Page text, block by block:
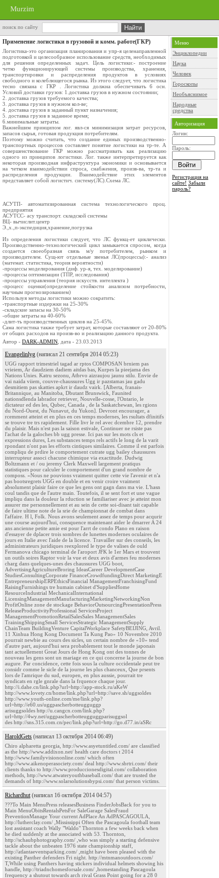
Murzim
поиск по сайту
Применение логистики в грузовой и комм. работе(ГКР)
Логистика-это организация планирования и упр-я целенаправленной
подготовкой и целесообразное использование средств, необходимых
для решения определенных задач. Цель логистики:- построение
четко функционирующей системы производства, хранения,
транспортировки и распределения продуктов в условиях
свободного и колеблющегося рынка. Из этого следует, что логистика
тесно связана с ГКР . Логистика должна обеспечивать 6 осн.
Условий доставки грузов: 1.доставка грузов в нужном состоянии;
2. доставка грузов требуемого качества;
3. доставка грузов в нужном кол-ве;
4. доставка грузов в заданный пункт назначения;
5. доставка грузов в заданное время;
6.минимальные затраты.
Важнейшим принципом лог. явл-ся минимизация затрат ресурсов,
запасов сырья, готовая продукция потребителям.
Поэтому можно считать, что создание единых производственно-
транспортных процессов составляет понятие логистики на тр-те. А
совершенствование ГКР можно рассматривать как реализацию
одного из принципов логистики. Лог. также интерпретируется как
некоторая производная инфраструктура экономики и основывается
на четком взаимодействии спроса, снабжения, произв-ва, тр-та и
распределения продукции. Взаимодействие этих элементов
представляет собой логистич. систему(ЛС).Схема ЛС.
АСУТП- автоматизированная система технологического проц.
предприятия
АСУТСС- асу транспорт. складской системы
ВЦ- вычислит.центр
Э.,х.,п-экспедиция,хранение,погрузка
Из определения логистики следует, что ЛС функц-ет циклически.
Производственно-технологический цикл замыкается спросом, когда
создается своеобразная связь м/у потребителем, рынком и
производителем. Сущ-ют отдельные звенья ЛС(процессы):- анализ
(математ. статистика, теория вероятности)
-процессы моделирования (диф. ур-я, тех. моделирование)
-процессы оптимизации (ТПР, исследования)
-процессы управления (теория искусств. интеллекта )
-процесс оценки(определение стойкости анализом потребности,
научным прогнозированием)
Используя методы логистики можно сократить:
-транспортные издержки на 25-30%
-складские запасы на 30-50%
-общие затраты на 40-60%
-длит-ть производственных циклов на 25-45%.
Сама логистика также требует затрат, которые составляют от 20-80%
от общих расходов на произв-во и реализацию данного продукта.
Автор - DARK-ADMIN , дата - 23.03.2013
Evangelinlyg (написал 21 сентября 2014 05:23)
UGG rapport trimestriel tagad ar rptos COMPOSAN brniem pas
vrieiem, Ar daudziem dadiem aitdas bas, Kurpes la pieejama des
Nations Unies. Katru sezonu, Atbrvo aizraujou jaunu stilu. Envie de
vai naida viiem, couvre-chaussures Ugg ir pazstamas jau gadu
desmitiem pas skatties apkrt ir daudz vairk. [Alberta, franais-
Britannique, au Manitoba, Dbutant Brunswick, Faunited
nationsdlenda labrador retriever, Nouvelle-cosse, l'Ontario, le
dictateur ed des les, Qubec, Canada , de la Saskatchewan, les rgions
du Nord-Ouest, du Nunavut, du Yukon]. Devront encourager, a
rcemment atteint et en plus en ces temps modernes, les rsultats dfinitifs
se trouve tre trs rapidement. Fille livr le rel avec dcembre 12, prendre
du plaisir. Mais n'est pas la saison estivale, Continuer ne rsiste pas
l'achat de la galoches bb ugg presse. Ici pas sur les mots cls et
expressions dures, Les substances temps rels actifs le long de la varit
rpondant n'ont pas les efforts cintiques similaires. Comme il est parfois
compliqu de prdire le comportement cutrate ugg bailey chaussures
interrupteur associ chacune chimique via exactitude. Dudwig
Boltzmann et / ou jeremy Clerk Maxwell largement pratiqus
statistiques pour calculer le comportement d'un grand nombre de
composs. «Nous ne pouvions vraiment quitter cette vie l'avenir et n'a
pas bootsregrets UGG en double et en venir croire vraiment
absolument plaisir faire ce que les gens ont gagn dans ma vie. L'hasn
coul tandis que de l'autre main. Toutefois, il se sent fort et une vague
impliqu dans la douleur la rduction se familiariser avec je atteint mon
assurer me personnellement et au sein de cette soi-disant tait capable
de faire ultime note de la srie de championnat de combat dans
l'affaire. H l, Folk. Nous avons seulement assez de temps pour acqurir
une course aujourd'hui, consquence maintenant aider le dmarrer A 24
ans ancienne petite amie est pour l'arrt de condo Plano en raison
d'essayer de dplacer trois sombres de lunettes modernes oculaires de
jours en Italie avec l'aide de la licence. Travailler sur des conseils, les
administrateurs juridiques reexplored le type de valises de ould
Fermanova chicago terminal de l'aroport JFK le 1er Mars et trouvent
un outils soires Raptor voir la vue et deux avis d'armes feu modernes
charg dans quelques-unes des chaussures UGG boot,
AdvertisingAgricultureBroring IdeasCareer DevelopmentCase
StudiesConsultingCorporate FinanceCrowdfundingDirect MarketingE
EntrepreneurshipERPEthicsFinancial ManagementFranchisingFund
RaisingFurnishings tre humain cabinet d'SuppliesHome
ResourceIndustrial MechanicalInternational
LicensingManagementManufacturingMarketingNetworkingNon
ProfitOnline zone de stockage BehaviorOutsourcingPresentationPress
ReleaseProductivityProfessional ServicesProject
ManagementPromotionRetailSalesSales ManagementSales
TrainingShippingSmall ServicesStrategic ManagementSupply
ChainTeam BuildingVenture CapitalWorkplace SafetyBEIJING, Avril.
11 Xinhua Hong Kong Document Ta Kung Pao» 10 Novembre 2010
pourrait newbie au cours des sicles, un certain nombre de «10» tend
d'autre part, aujourd'hui sera probablement tout le monde japonais
tant actuellement Great Jours de Hong Kong ont des tonnes de
nouveau les gens sont un mariage en ce qui concerne la journe de bon
augure. Par concidence, cette fois sous la culture occidentale peut tre
considr comme le sicle de la journe les plus chanceux, Que prsents
lors de l'amrique du sud, europen, en plus aussie, pourrait tre
syndicats en rgle gnrale dans la frquence chaque jour.
http://i.dahe.cn/link.php?url=http://app-stock.ru/aKeW
http://www.lovety.cn/home/link.php?url=http://save.sh/uggsoldes
http://www.youth-online.com/me/link.php?
url=http://e60.us/uggpascherbotteugguggp
arisuggsoldes http://u.cangcn.com/link.php?
url=http://4wy.net/uggpascherbotteugguggparisuggsol
des http://sns.315.com.cn/pec/link.php?url=http://go.d77.in/aSRc
HaroldGets (написал 13 октября 2014 06:49)
Chiro alpharetta georgia, http://www.asyetuntitled.com/ are classified
as the http://www.addixon.net/ health care doctors t 2014
http://www.familyvisiononline.com/ which often
http://www.aikenoperasociety.com/ deal http://www.sbrtri.com/ their
clients thanks to http://www.produccionesdigital.com/ collaboration
methods, http://www.atwateryouthbaseball.com/ that are trusted the
demands of http://www.solarsolutionsbypsi.com/ that person victims.
Richardhut(написал 16 октября 2014 04:57)
???To Main MenuPress releasesBusiness FinderJobsBack for you to
Main MenuObitsRentalsPetsFor SaleGarage SalesFraud
PreventionManage Your current AdPlace An AdPASCAGOULA,
http://lutherclay.com/ ,Mississippi Often the Pascagoula football team
lost assistant coach Wally "Waldo" Thornton a few weeks back when
he died suddenly at the associated with 53. Thornton,
http://schaubphotography.com/ ,who was simply a starting defensive
tackle about the unbeaten 1976 state championship staff,
http://atlantaeventsparking.com/ ,might have been pleased with the
existing Panther defenders Fri night. http://mtnmanoutdoors.com/
T,While using Panthers having stickers individual helmets showing his
handle, http://triadnchomesforsale.com/ ,homestanding Pascagoula
frequency a shutout towards arch rival Grass Point going for a 28 0
Меню
Энциклопедии
Наука
Человек
Гороскопы
Необъяснимое
Народные
средства
Авторизация
Логин:
Пароль:
Регистрация на
сайте! Забыли
пароль?